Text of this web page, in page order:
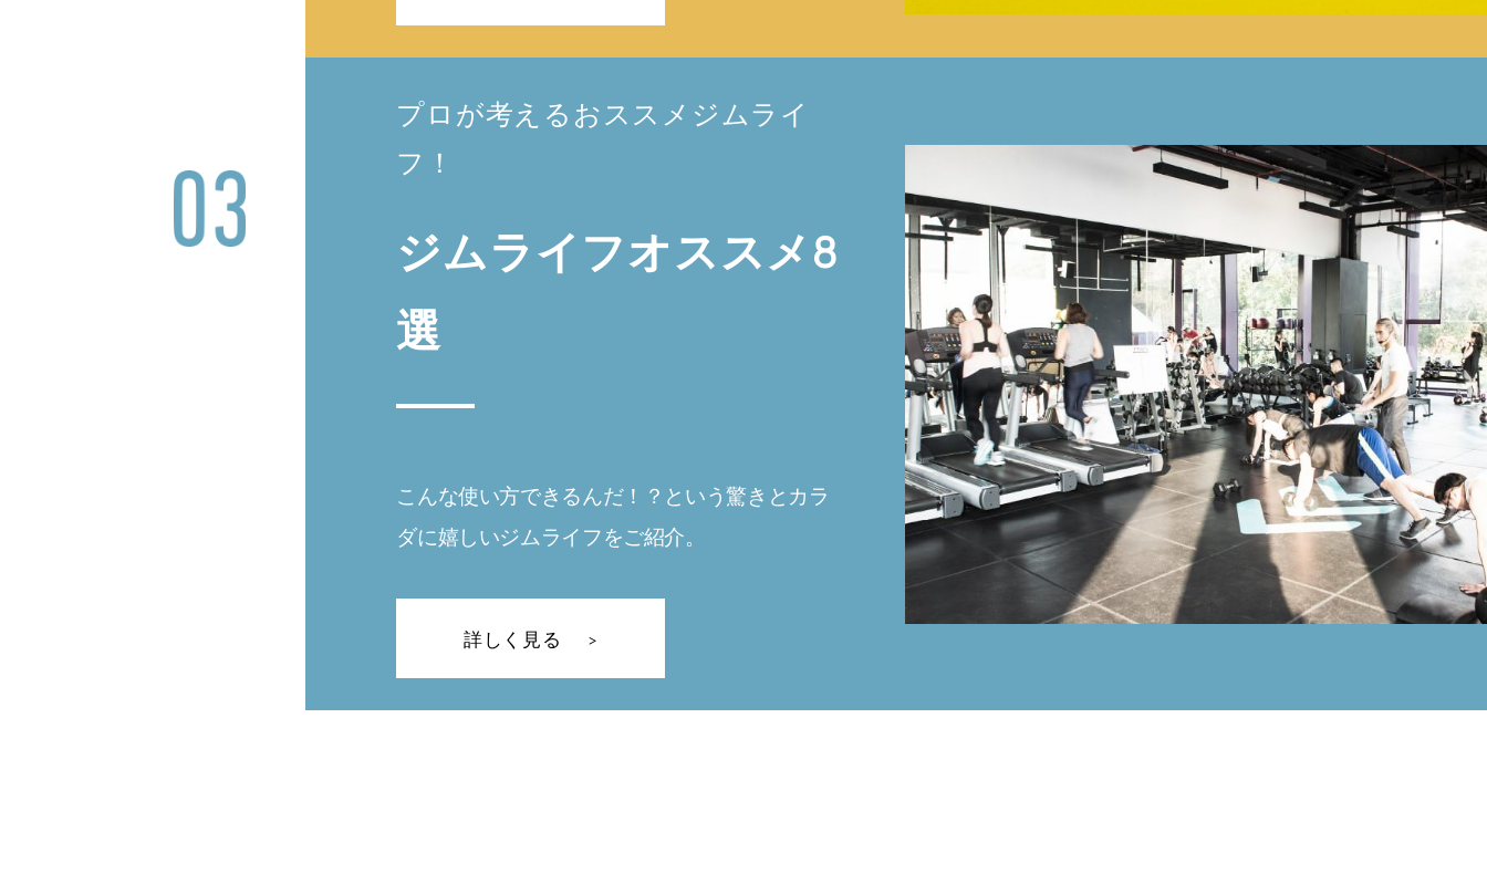
プロが考えるおススメジムライ
フ！
ジムライフオススメ8
選
こんな使い方できるんだ！？という驚きとカラ
ダに嬉しいジムライフをご紹介。
詳しく見る